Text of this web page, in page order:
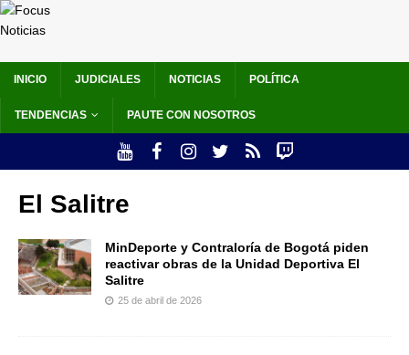
INICIO JUDICIALES NOTICIAS POLÍTICA
TENDENCIAS PAUTE CON NOSOTROS
El Salitre
MinDeporte y Contraloría de Bogotá piden
reactivar obras de la Unidad Deportiva El
Salitre
25 de abril de 2026